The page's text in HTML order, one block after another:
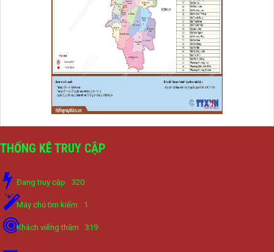
THỐNG KÊ TRUY CẬP
Đang truy cập 320
Máy chủ tìm kiếm 1
Khách viếng thăm 319